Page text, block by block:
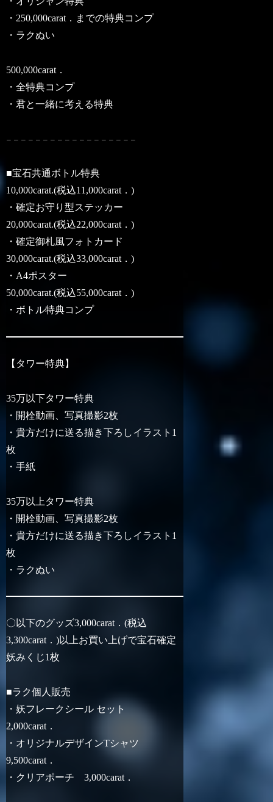
・250,000carat．までの特典コンプ
・ラクぬい
500,000carat．
・全特典コンプ
・君と一緒に考える特典
𓐄 𓐄 𓐄 𓐄 𓐄 𓐄 𓐄 𓐄 𓐄 𓐄 𓐄 𓐄 𓐄 𓐄 𓐄 𓐄 𓐄 𓐄
■宝石共通ボトル特典
10,000carat.(税込11,000carat．)
・確定お守り型ステッカー
20,000carat.(税込22,000carat．)
・確定御札風フォトカード
30,000carat.(税込33,000carat．)
・A4ポスター
50,000carat.(税込55,000carat．)
・ボトル特典コンプ
【タワー特典】
35万以下タワー特典
・開栓動画、写真撮影2枚
・貴方だけに送る描き下ろしイラスト1
枚
・手紙
35万以上タワー特典
・開栓動画、写真撮影2枚
・貴方だけに送る描き下ろしイラスト1
枚
・ラクぬい
〇以下のグッズ3,000carat．(税込
3,300carat．)以上お買い上げで宝石確定
妖みくじ1枚
■ラク個人販売
・妖フレークシール セット
2,000carat．
・オリジナルデザインTシャツ
9,500carat．
・クリアポーチ 3,000carat．